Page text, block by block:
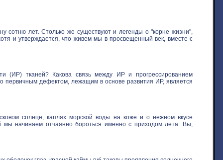
сотню лет. Столько же существуют и легенды о "корне жизни",
и утверждается, что живем мы в просвещенный век, вместе с
(ИР) тканей? Какова связь между ИР и прогрессированием
первичным дефектом, лежащим в основе развития ИР, является
солнце, каплях морской воды на коже и о нежном вкусе
мы начинаем отчаянно бороться именно с приходом лета. Вы,